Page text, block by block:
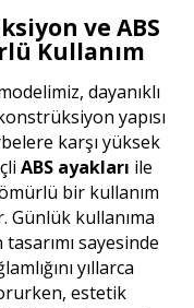
ve ABS
Kullanım
dayanıklı
yapısı
karşı yüksek
ABS ayakları ile
bir kullanım
Günlük kullanıma
sayesinde
yıllarca
estetik